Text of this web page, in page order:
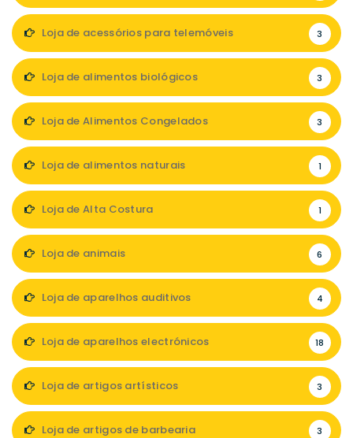
Loja de acessórios para telemóveis 3
Loja de alimentos biológicos 3
Loja de Alimentos Congelados 3
Loja de alimentos naturais 1
Loja de Alta Costura 1
Loja de animais 6
Loja de aparelhos auditivos 4
Loja de aparelhos electrónicos 18
Loja de artigos artísticos 3
Loja de artigos de barbearia 3